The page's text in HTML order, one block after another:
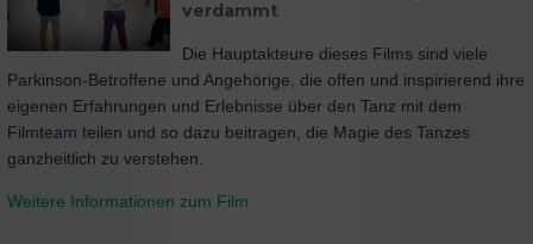
verdammt
Die Hauptakteure dieses Films sind viele
Parkinson-Betroffene und Angehörige, die offen und inspirierend ihre
eigenen Erfahrungen und Erlebnisse über den Tanz mit dem
Filmteam teilen und so dazu beitragen, die Magie des Tanzes
ganzheitlich zu verstehen.
Weitere Informationen zum Film